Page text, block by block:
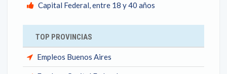
Capital Federal, entre 18 y 40 años
TOP PROVINCIAS
Empleos Buenos Aires